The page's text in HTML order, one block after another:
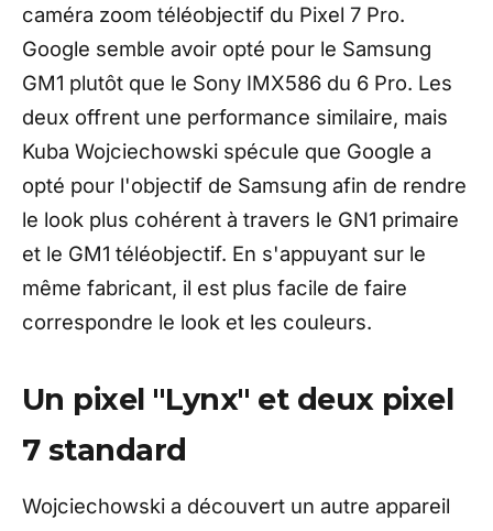
caméra zoom téléobjectif du Pixel 7 Pro.
Google semble avoir opté pour le Samsung
GM1 plutôt que le Sony IMX586 du 6 Pro. Les
deux offrent une performance similaire, mais
Kuba Wojciechowski spécule que Google a
opté pour l'objectif de Samsung afin de rendre
le look plus cohérent à travers le GN1 primaire
et le GM1 téléobjectif. En s'appuyant sur le
même fabricant, il est plus facile de faire
correspondre le look et les couleurs.
Un pixel "Lynx" et deux pixel
7 standard
Wojciechowski a découvert un autre appareil